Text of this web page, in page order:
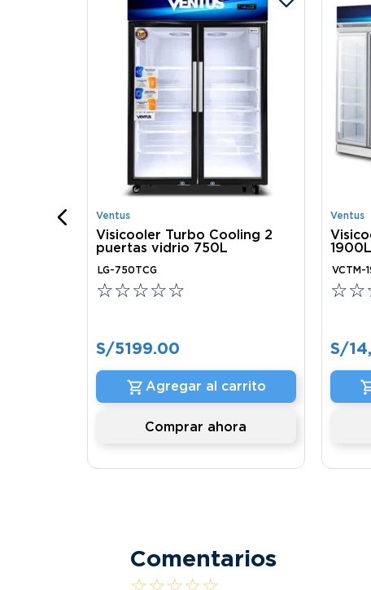
Ventus
Visicooler Turbo Cooling 2
puertas vidrio 750L
LG-750TCG
☆☆☆☆☆
S/5199.00
Agregar al carrito
Comprar ahora
Ventus
1900L
VCTM-
☆☆
S/14,
Comentarios